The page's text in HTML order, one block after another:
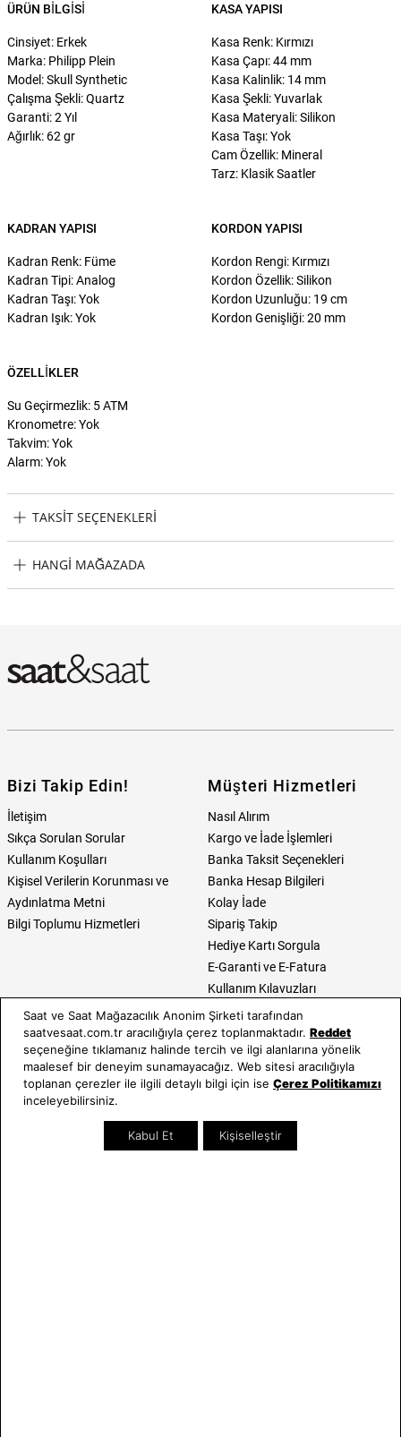
ÜRÜN BILGISI
Cinsiyet: Erkek
Marka: Philipp Plein
Model: Skull Synthetic
Çalışma Şekli: Quartz
Garanti: 2 Yıl
Ağırlık: 62 gr
KASA YAPISI
Kasa Renk: Kırmızı
Kasa Çapı: 44 mm
Kasa Kalinlik: 14 mm
Kasa Şekli: Yuvarlak
Kasa Materyali: Silikon
Kasa Taşı: Yok
Cam Özellik: Mineral
Tarz: Klasik Saatler
KADRAN YAPISI
Kadran Renk: Füme
Kadran Tipi: Analog
Kadran Taşı: Yok
Kadran Işık: Yok
KORDON YAPISI
Kordon Rengi: Kırmızı
Kordon Özellik: Silikon
Kordon Uzunluğu: 19 cm
Kordon Genişliği: 20 mm
ÖZELLIKLER
Su Geçirmezlik: 5 ATM
Kronometre: Yok
Takvim: Yok
Alarm: Yok
TAKSIT SEÇENEKLERI
HANGI MAĞAZADA
Bizi Takip Edin!
İletişim
Sıkça Sorulan Sorular
Kullanım Koşulları
Kişisel Verilerin Korunması ve
Aydınlatma Metni
Bilgi Toplumu Hizmetleri
Müşteri Hizmetleri
Nasıl Alırım
Kargo ve İade İşlemleri
Banka Taksit Seçenekleri
Banka Hesap Bilgileri
Kolay İade
Sipariş Takip
Hediye Kartı Sorgula
E-Garanti ve E-Fatura
Kullanım Kılavuzları
Saat ve Saat
Hakkımızda
Neden Saat ve Saat
Mağazalar
Mağazada Teknik Servis
Kategoriler
Erkek Saat
Kadın Saat
Takı & Aksesuar
Kampanyalar
Saat ve Saat Mağazacılık Anonim Şirketi tarafından
saatvesaat.com.tr aracılığıyla çerez toplanmaktadır. Reddet
seçeneğine tıklamanız halinde tercih ve ilgi alanlarına yönelik
maalesef bir deneyim sunamayacağız. Web sitesi aracılığıyla
toplanan çerezler ile ilgili detaylı bilgi için ise Çerez Politikamızı
inceleyebilirsiniz.
Kabul Et Kişiselleştir